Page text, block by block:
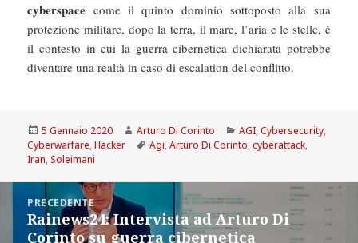
cyberspace come il quinto dominio sottoposto alla sua
protezione militare, dopo la terra, il mare, l’aria e le stelle, è
il contesto in cui la guerra cibernetica dichiarata potrebbe
diventare una realtà in caso di escalation del conflitto.
Scritto
il
5 Gennaio 2020 Autore
Arturo Di Corinto Categorie
AGI,Cybersecurity,
Cyberwarfare,Hacker Tag
Agi,Arturo Di Corinto,cyberattack,
Iran,Soleimani
articoliPRECEDENTE
Articolo
precedente:
Rainews24: Intervista ad Arturo Di
Corinto su guerra cibernetica